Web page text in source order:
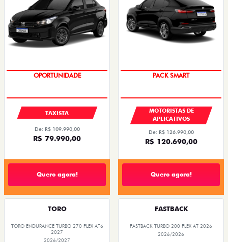
OPORTUNIDADE
TAXISTA
De: R$ 109.990,00
R$ 79.990,00
Quero agora!
PACK SMART
MOTORISTAS DE
APLICATIVOS
De: R$ 126.990,00
R$ 120.690,00
Quero agora!
TORO
TORO ENDURANCE TURBO 270 FLEX AT6
2027
2026/2027
FASTBACK
FASTBACK TURBO 200 FLEX AT 2026
2026/2026